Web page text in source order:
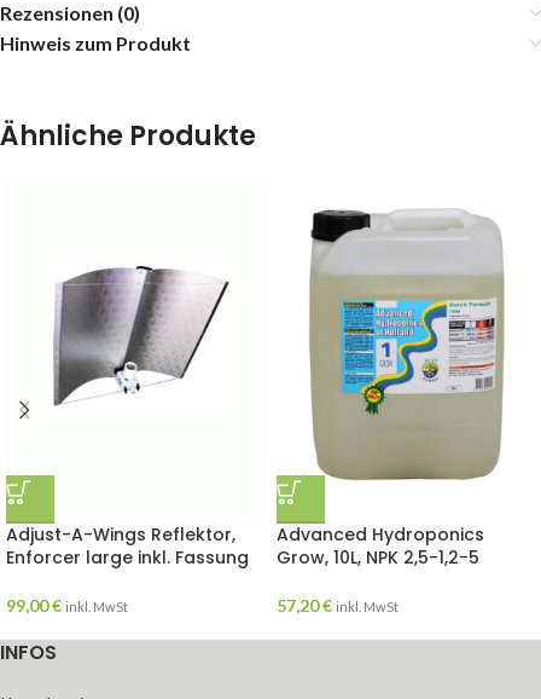
Rezensionen (0)
Hinweis zum Produkt
Ähnliche Produkte
Adjust-A-Wings Reflektor,
Enforcer large inkl. Fassung
99,00€ inkl. MwSt
Advanced Hydroponics
Grow, 10L, NPK 2,5-1,2-5
57,20€ inkl. MwSt
INFOS